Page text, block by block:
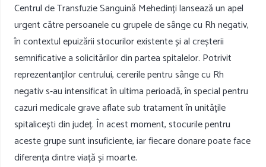
Centrul de Transfuzie Sanguină Mehedinți lansează un apel
urgent către persoanele cu grupele de sânge cu Rh negativ,
în contextul epuizării stocurilor existente și al creșterii
semnificative a solicitărilor din partea spitalelor. Potrivit
reprezentanților centrului, cererile pentru sânge cu Rh
negativ s-au intensificat în ultima perioadă, în special pentru
cazuri medicale grave aflate sub tratament în unitățile
spitalicești din județ. În acest moment, stocurile pentru
aceste grupe sunt insuficiente, iar fiecare donare poate face
diferența dintre viață și moarte.